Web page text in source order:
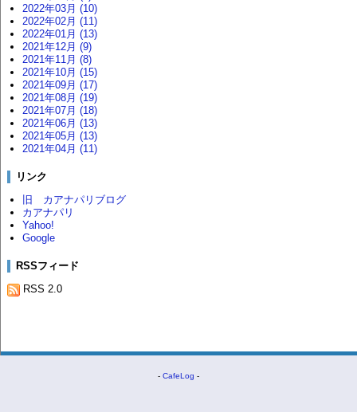
2022年03月 (10)
2022年02月 (11)
2022年01月 (13)
2021年12月 (9)
2021年11月 (8)
2021年10月 (15)
2021年09月 (17)
2021年08月 (19)
2021年07月 (18)
2021年06月 (13)
2021年05月 (13)
2021年04月 (11)
リンク
旧 カアナパリブログ
カアナパリ
Yahoo!
Google
RSSフィード
RSS 2.0
- CafeLog -